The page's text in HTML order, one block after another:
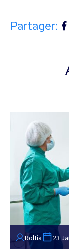
Partager:
Roltia 23